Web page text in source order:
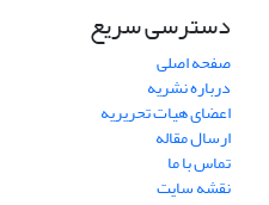
دسترسی سریع
صفحه اصلی
درباره نشریه
اعضای هیات تحریریه
ارسال مقاله
تماس با ما
نقشه سایت